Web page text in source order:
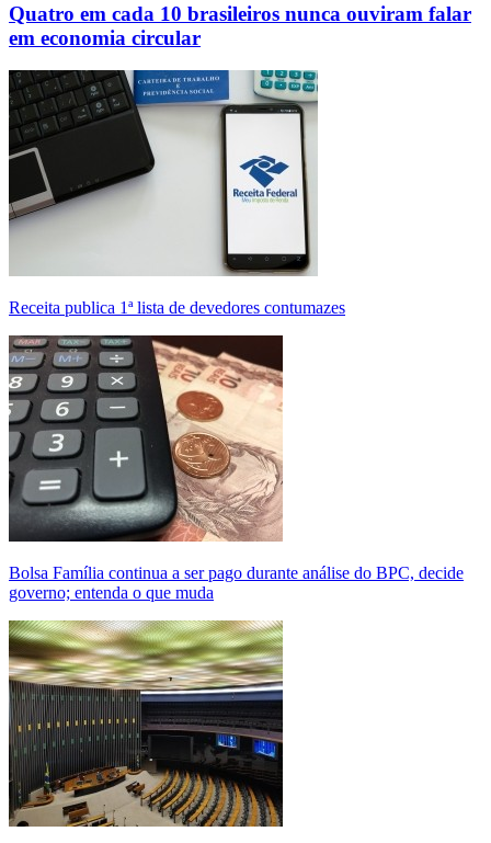
Quatro em cada 10 brasileiros nunca ouviram falar
em economia circular
Receita publica 1ª lista de devedores contumazes
Bolsa Família continua a ser pago durante análise do BPC, decide
governo; entenda o que muda